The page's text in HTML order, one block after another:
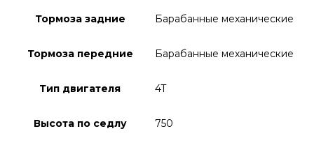
Тормоза задние Барабанные механические
Тормоза передние Барабанные механические
Тип двигателя 4T
Высота по седлу 750